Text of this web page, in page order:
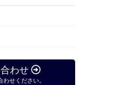
わせ
せください。